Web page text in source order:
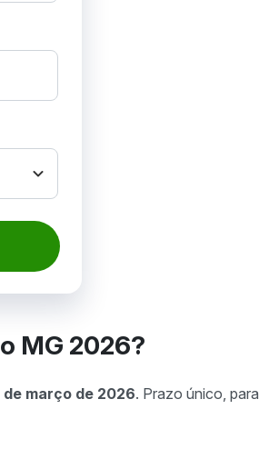
MG 2026?
de março de 2026. Prazo único, para